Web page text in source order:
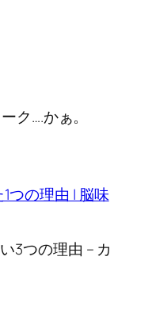
ク….かぁ。
つの理由 | 脳味
3つの理由 – カ